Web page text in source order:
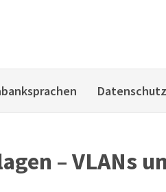
– VLANs